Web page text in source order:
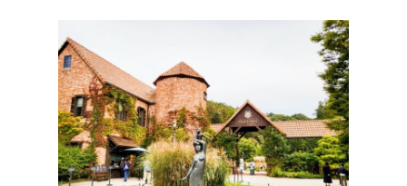
처음으로
배치도